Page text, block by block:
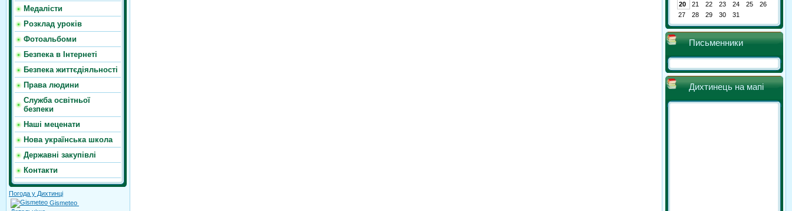
Медалісти
Розклад уроків
Фотоальбоми
Безпека в Інтернеті
Безпека життєдіяльності
Права людини
Служба освітньої
безпеки
Наші меценати
Нова українська школа
Державні закупівлі
Контакти
Погода у Дихтинці
Gismeteo
20
21 22 23 24 25
26
27
28 29 30 31
Письменники
Дихтинець на мапі